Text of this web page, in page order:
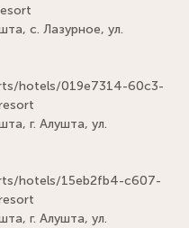
с. Лазурное, ул.
hotels/019e7314-60c3-
г. Алушта, ул.
hotels/15eb2fb4-c607-
г. Алушта, ул.